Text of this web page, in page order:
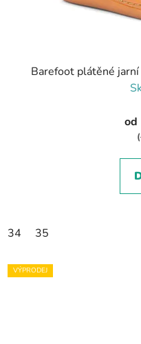
Barefoot plátěné
od
34 35
VÝPRODEJ